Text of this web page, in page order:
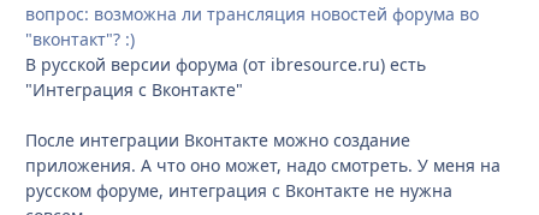
вопрос: возможна ли трансляция новостей форума во
"вконтакт"? :)
В русской версии форума (от ibresource.ru) есть
"Интеграция с Вконтакте"
После интеграции Вконтакте можно создание
приложения. А что оно может, надо смотреть. У меня на
русском форуме, интеграция с Вконтакте не нужна